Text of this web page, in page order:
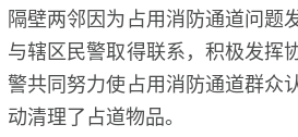
隔壁两邻因为占用消防通道问题
与辖区民警取得联系，积极发挥
警共同努力使占用消防通道群众
动清理了占道物品。